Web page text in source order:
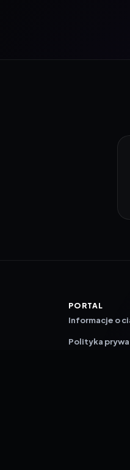
PORTAL
Informacje o
Polityka